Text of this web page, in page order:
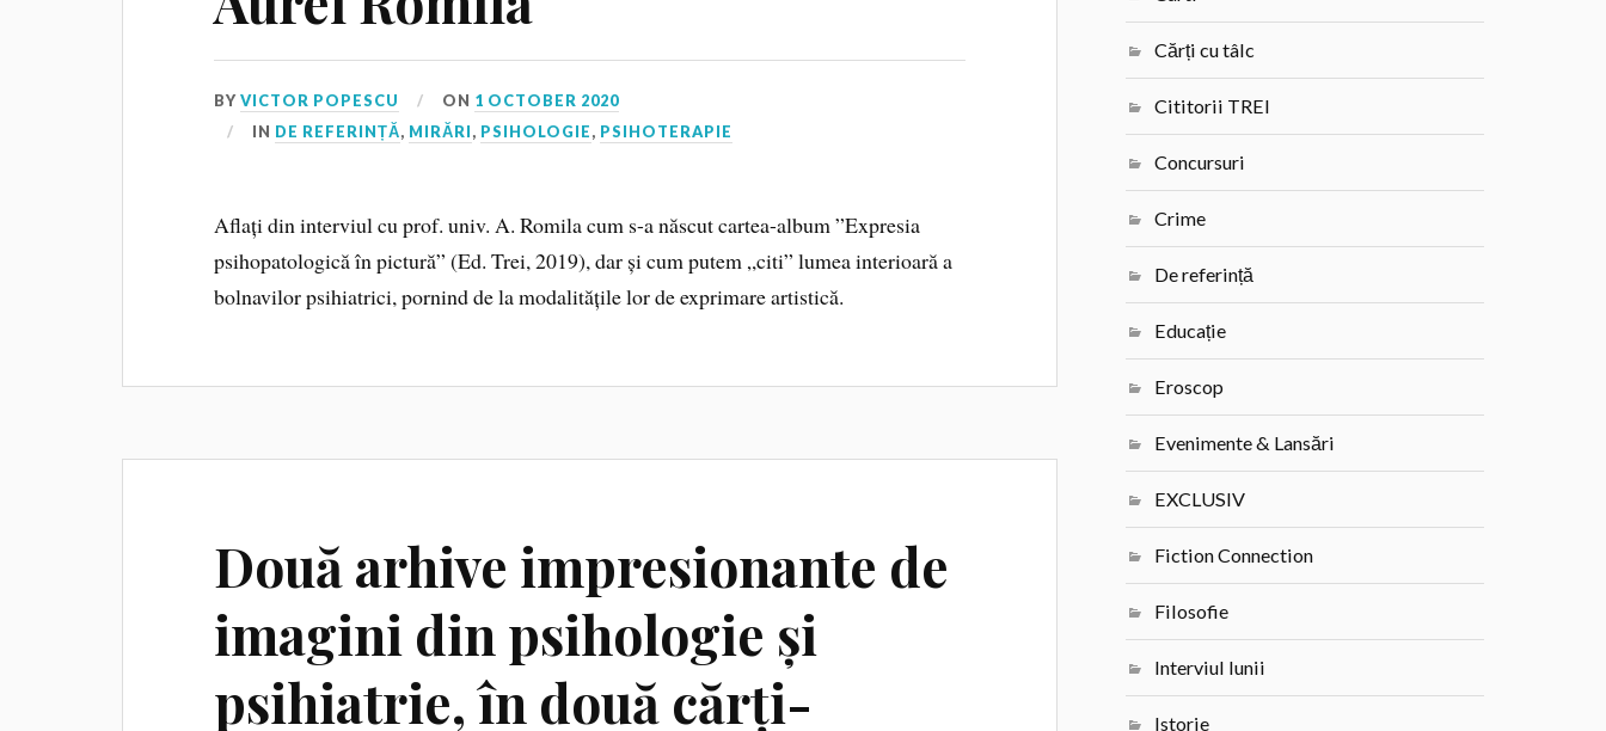
BYVICTOR POPESCU ON 1 OCTOBER 2020
IN DE REFERINȚĂ, MIRĂRI, PSIHOLOGIE, PSIHOTERAPIE
Aflați din interviul cu prof. univ. A. Romila cum s-a născut cartea-album ”Expresia
psihopatologică în pictură” (Ed. Trei, 2019), dar și cum putem „citi” lumea interioară a
bolnavilor psihiatrici, pornind de la modalitățile lor de exprimare artistică.
Două arhive impresionante de
imagini din psihologie și
psihiatrie, în două cărți-
Cărți cu tâlc
Cititorii TREI
Concursuri
Crime
De referință
Educație
Eroscop
Evenimente & Lansări
EXCLUSIV
Fiction Connection
Filosofie
Interviul lunii
Istorie